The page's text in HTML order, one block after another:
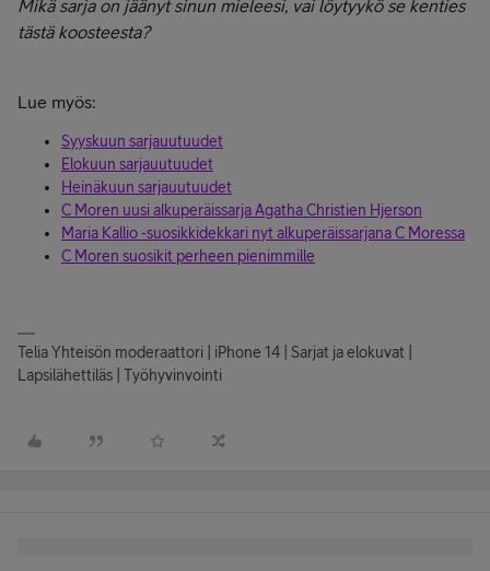
Mikä sarja on jäänyt sinun mieleesi, vai löytyykö se kenties
tästä koosteesta?
Lue myös:
Syyskuun sarjauutuudet
Elokuun sarjauutuudet
Heinäkuun sarjauutuudet
C Moren uusi alkuperäissarja Agatha Christien Hjerson
Maria Kallio -suosikkidekkari nyt alkuperäissarjana C Moressa
C Moren suosikit perheen pienimmille
Telia Yhteisön moderaattori | iPhone 14 | Sarjat ja elokuvat |
Lapsilähettiläs | Työhyvinvointi